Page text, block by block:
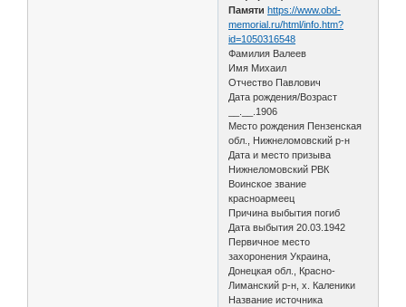
Памяти https://www.obd-
memorial.ru/html/info.htm?
id=1050316548
Фамилия Валеев
Имя Михаил
Отчество Павлович
Дата рождения/Возраст
__.__.1906
Место рождения Пензенская
обл., Нижнеломовский р-н
Дата и место призыва
Нижнеломовский РВК
Воинское звание
красноармеец
Причина выбытия погиб
Дата выбытия 20.03.1942
Первичное место
захоронения Украина,
Донецкая обл., Красно-
Лиманский р-н, х. Каленики
Название источника